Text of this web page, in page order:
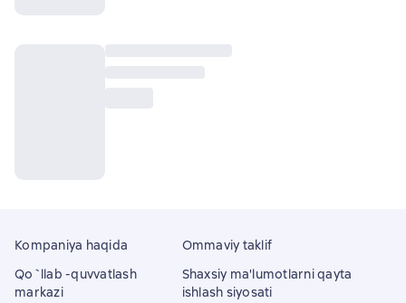
Kompaniya haqida
Qo`llab -quvvatlash
markazi
Ommaviy taklif
Shaxsiy ma'lumotlarni qayta
ishlash siyosati